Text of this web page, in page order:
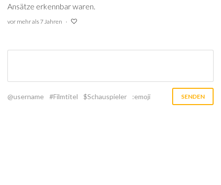
Ansätze erkennbar waren.
vor mehr als 7 Jahren
@username #Filmtitel $Schauspieler :emoji